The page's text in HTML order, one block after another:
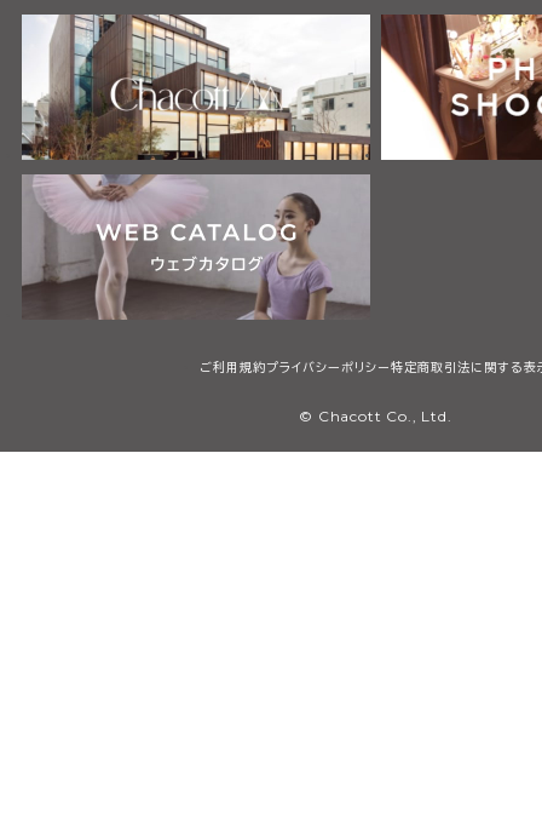
ご利用規約プライバシーポリシー特定商取引法に関する表
© Chacott Co., Ltd.